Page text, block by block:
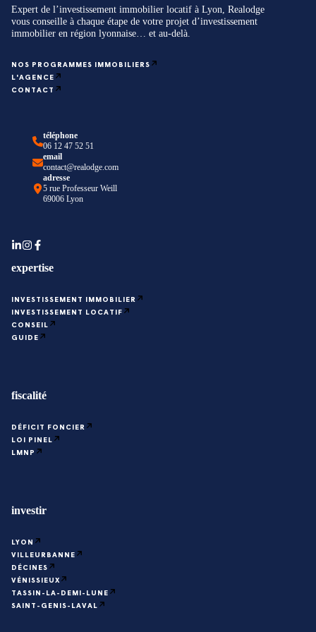
Expert de l’investissement immobilier locatif à Lyon, Realodge
vous conseille à chaque étape de votre projet d’investissement
immobilier en région lyonnaise… et au-delà.
NOS PROGRAMMES IMMOBILIERS
L'AGENCE
CONTACT
téléphone
06 12 47 52 51
email
contact@realodge.com
adresse
5 rue Professeur Weill
69006 Lyon
expertise
INVESTISSEMENT IMMOBILIER
INVESTISSEMENT LOCATIF
CONSEIL
GUIDE
fiscalité
DÉFICIT FONCIER
LOI PINEL
LMNP
investir
LYON
VILLEURBANNE
DÉCINES
VÉNISSIEUX
TASSIN-LA-DEMI-LUNE
SAINT-GENIS-LAVAL